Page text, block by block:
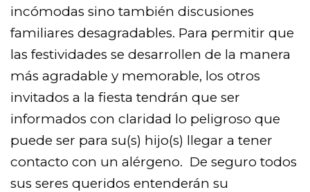
incómodas sino también discusiones
familiares desagradables. Para permitir que
las festividades se desarrollen de la manera
más agradable y memorable, los otros
invitados a la fiesta tendrán que ser
informados con claridad lo peligroso que
puede ser para su(s) hijo(s) llegar a tener
contacto con un alérgeno. De seguro todos
sus seres queridos entenderán su